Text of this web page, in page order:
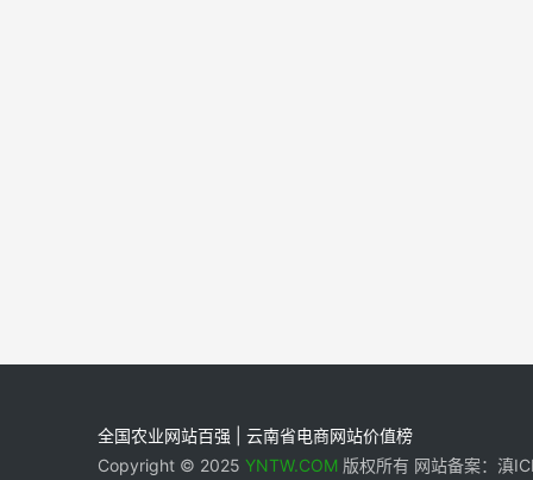
全国农业网站百强 | 云南省电商网站价值榜
Copyright © 2025 YNTW.COM 版权所有 网站备案：滇